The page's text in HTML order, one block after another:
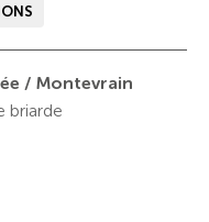
/ Montevrain
briarde